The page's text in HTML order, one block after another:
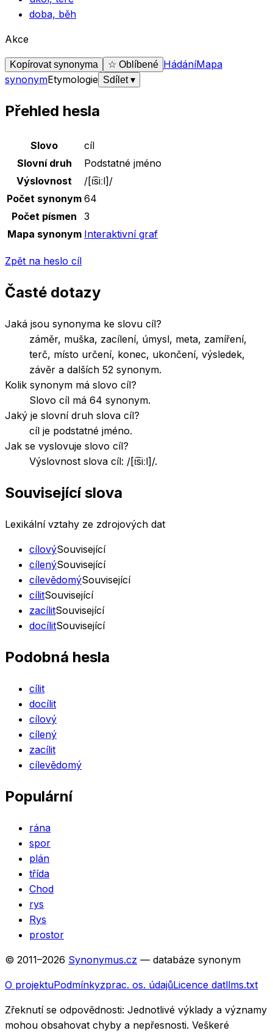
doba, běh
Akce
Kopírovat synonyma ☆ Oblíbené HádáníMapa
synonymEtymologie Sdílet▾
Přehled hesla
Základní údaje o slově
Slovo
cíl
Slovní druh
Podstatné jméno
Výslovnost
/[t͡siːl] /
Počet synonym 64
Počet písmen
3
Mapa synonym Interaktivní graf
Zpět na heslo cíl
Časté dotazy
Jaká jsou synonyma ke slovu cíl?
záměr, muška, zacílení, úmysl, meta, zamíření,
terč, místo určení, konec, ukončení, výsledek,
závěr a dalších 52 synonym.
Kolik synonym má slovo cíl?
Slovo cíl má 64 synonym.
Jaký je slovní druh slova cíl?
cíl je podstatné jméno.
Jak se vyslovuje slovo cíl?
Výslovnost slova cíl: /[t͡siːl]/.
Související slova
Lexikální vztahy ze zdrojových dat
cílovýSouvisející
cílenýSouvisející
cílevědomýSouvisející
cílitSouvisející
zacílitSouvisející
docílitSouvisející
Podobná hesla
cílit
docílit
cílový
cílený
zacílit
cílevědomý
Populární
rána
spor
plán
třída
Chod
rys
Rys
prostor
© 2011–2026 Synonymus.cz — databáze synonym
O projektuPodmínkyzprac. os. údajůLicence datllms.txt
Zřeknutí se odpovědnosti: Jednotlivé výklady a významy
mohou obsahovat chyby a nepřesnosti. Veškeré